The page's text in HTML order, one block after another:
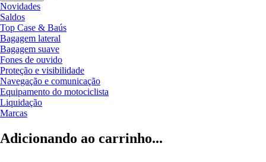
Novidades
Saldos
Top Case & Baús
Bagagem lateral
Bagagem suave
Fones de ouvido
Proteção e visibilidade
Navegação e comunicação
Equipamento do motociclista
Liquidação
Marcas
Adicionando ao carrinho...